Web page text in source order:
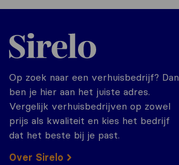
Sirelo.nl
Op zoek naar een verhuisbedrijf? Dan
ben je hier aan het juiste adres.
Vergelijk verhuisbedrijven op zowel
prijs als kwaliteit en kies het bedrijf
dat het beste bij je past.
Over Sirelo